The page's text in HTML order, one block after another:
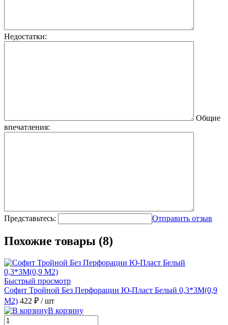
Недостатки:
Общие
впечатления:
Представьтесь: Отправить отзыв
Похожие товары (8)
Быстрый просмотр
Софит Тройной Без Перфорации Ю-Пласт Белый 0,3*3М(0,9
М2) 422 ₽ / шт
В корзину